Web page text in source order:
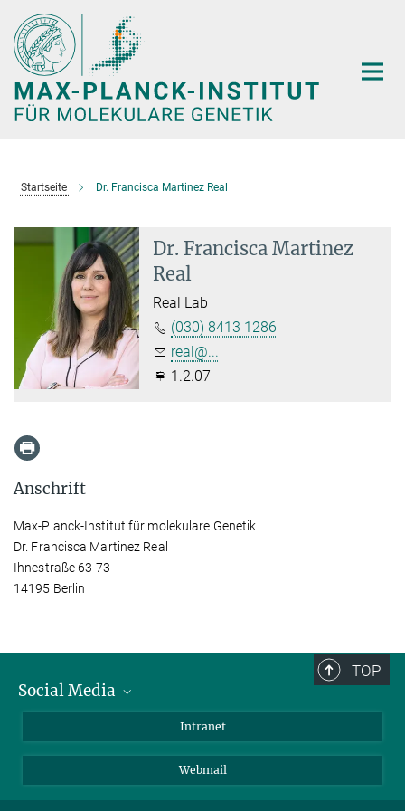
Hauptinhalt
Startseite Dr. Francisca Martinez Real
Dr. Francisca Martinez
Real
Real Lab
(030) 8413 1286
real@...
1.2.07
Anschrift
Max-Planck-Institut für molekulare Genetik
Dr. Francisca Martinez Real
Ihnestraße 63-73
14195 Berlin
TOP
Social Media
Intranet
Webmail